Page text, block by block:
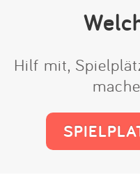
Hilf mit,